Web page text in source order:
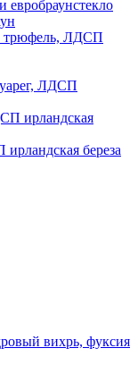
стекло
трюфель, ЛДСП
ЛДСП
береза
вихрь, фуксия